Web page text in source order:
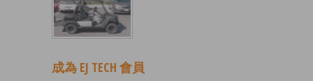
成為 EJ TECH 會員